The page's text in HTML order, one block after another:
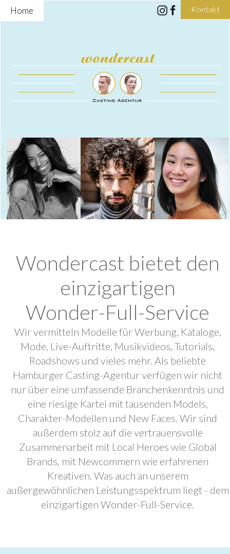
Home Kontakt
Wondercast bietet den
einzigartigen
Wonder-Full-Service
Wir vermitteln Modelle für Werbung, Kataloge,
Mode, Live-Auftritte, Musikvideos, Tutorials,
Roadshows und vieles mehr. Als beliebte
Hamburger Casting-Agentur verfügen wir nicht
nur über eine umfassende Branchenkenntnis und
eine riesige Kartei mit tausenden Models,
Charakter-Modellen und New Faces. Wir sind
außerdem stolz auf die vertrauensvolle
Zusammenarbeit mit Local Heroes wie Global
Brands, mit Newcommern wie erfahrenen
Kreativen. Was auch an unserem
außergewöhnlichen Leistungsspektrum liegt - dem
einzigartigen Wonder-Full-Service.